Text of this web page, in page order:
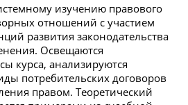
изучению правового
отношений с участием
развития законодательства
Освещаются
курса, анализируются
потребительских договоров
правом. Теоретический